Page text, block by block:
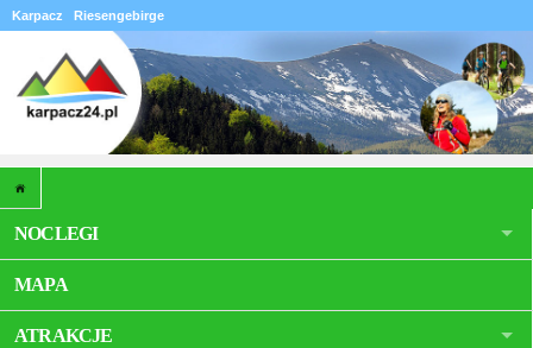
Karpacz Riesengebirge
NOCLEGI
MAPA
ATRAKCJE